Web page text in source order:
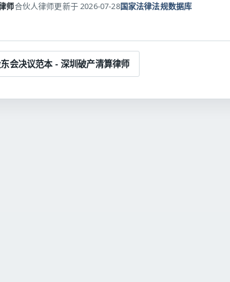
师合伙人律师更新于 2026-07-28国家法律法规数据库
会决议范本 - 深圳破产清算律师